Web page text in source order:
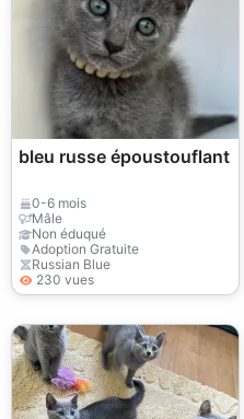
bleu russe époustouflant
0-6 mois
Mâle
Non éduqué
Adoption Gratuite
Russian Blue
230 vues